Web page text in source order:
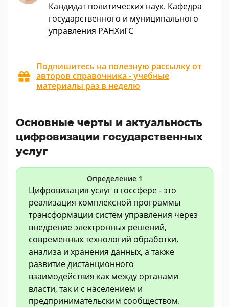
Кандидат политических наук. Кафедра
государственного и муниципального
управления РАНХиГС
Подпишитесь на полезную рассылку от
авторов справочника - учебные
материалы раз в неделю
Основные черты и актуальность
цифровизации государственных
услуг
Определение 1
Цифровизация услуг в госсфере - это
реализация комплексной программы
трансформации систем управления через
внедрение электронных решений,
современных технологий обработки,
анализа и хранения данных, а также
развитие дистанционного
взаимодействия как между органами
власти, так и с населением и
предпринимательским сообществом.